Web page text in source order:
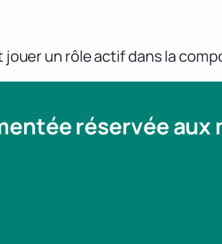
jouer un rôle actif dans la
réservée aux